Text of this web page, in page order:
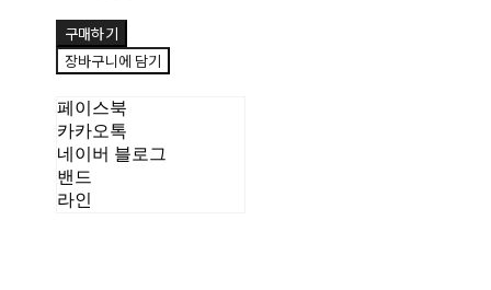
구매하기
장바구니에 담기
페이스북
카카오톡
네이버 블로그
밴드
라인